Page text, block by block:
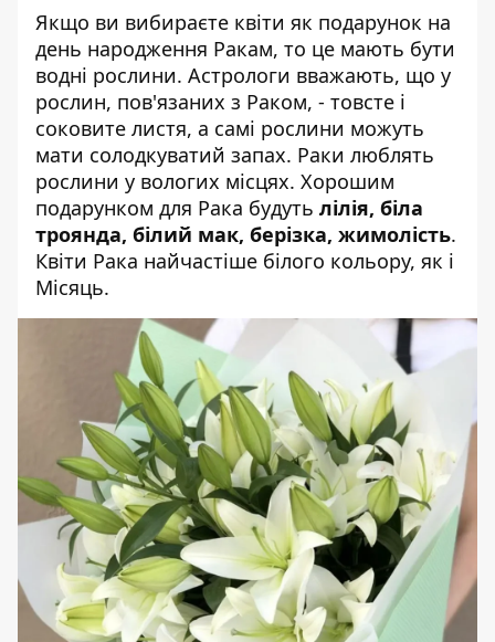
Якщо ви вибираєте квіти як подарунок на
день народження Ракам, то це мають бути
водні рослини. Астрологи вважають, що у
рослин, пов'язаних з Раком, - товсте і
соковите листя, а самі рослини можуть
мати солодкуватий запах. Раки люблять
рослини у вологих місцях. Хорошим
подарунком для Рака будуть лілія, біла
троянда, білий мак, берізка, жимолість.
Квіти Рака найчастіше білого кольору, як і
Місяць.